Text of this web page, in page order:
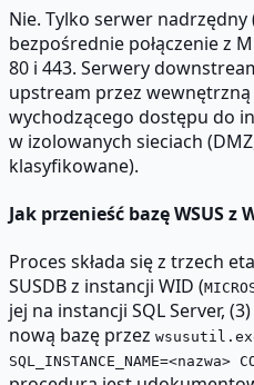
Nie. Tylko serwer
bezpośrednie połączenie z
80 i 443. Serwery
upstream przez
wychodzącego dostępu do
w izolowanych sieciach
klasyfikowane).
Jak przenieść bazę WSUS z
Proces składa się z trzech
SUSDB z instancji WID (
jej na instancji SQL Server,
nową bazę przez
SQL_INSTANCE_NAME=<nazwa>